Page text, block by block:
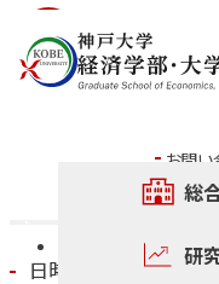
お問い
総
研
2026年
その他の六甲フ
日時